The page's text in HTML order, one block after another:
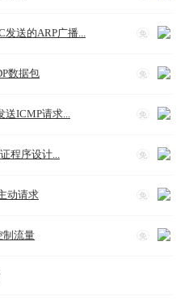
免
发送的ARP广播...
免
数据包
免
送ICMP请求...
免
程序设计...
免
动请求
免
制流量